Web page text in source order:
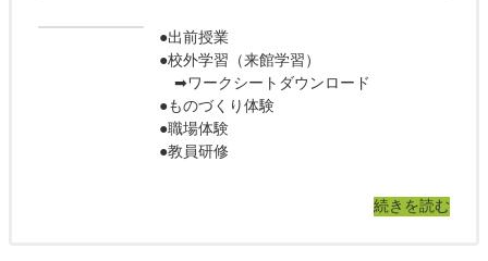
●出前授業
●校外学習（来館学習）
➡ワークシートダウンロード
●ものづくり体験
●職場体験
●教員研修
続きを読む